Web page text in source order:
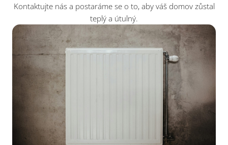
Kontaktujte nás a postaráme se o to, aby váš domov zůstal
teplý a útulný.